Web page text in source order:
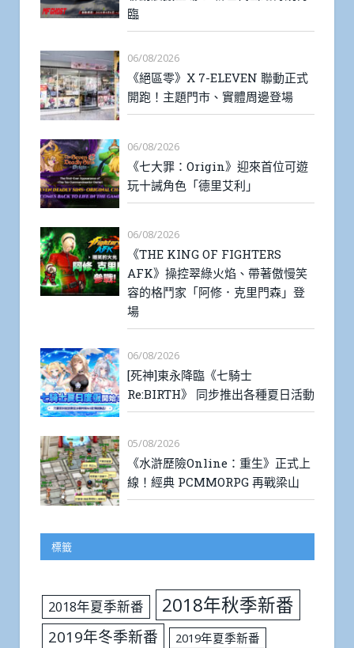
臨
06/08/2026
《絕區零》X 7-ELEVEN 聯動正式
開跑！主題門市、實體周邊登場
06/08/2026
《七大罪：Origin》迎來首位可遊
玩十誡角色「德里艾利」
06/08/2026
《THE KING OF FIGHTERS
AFK》操控翠綠火焰、帶著傲慢笑
容的格鬥家「阿修．克里門森」登
場
06/08/2026
[死神]東永降臨《七騎士
Re:BIRTH》 同步推出各種夏日活動
05/08/2026
《水滸歷險Online：重生》正式上
線！經典 PCMMORPG 再戰梁山
標籤
2018年夏季新番 2018年秋季新番
2019年冬季新番
2019年夏季新番